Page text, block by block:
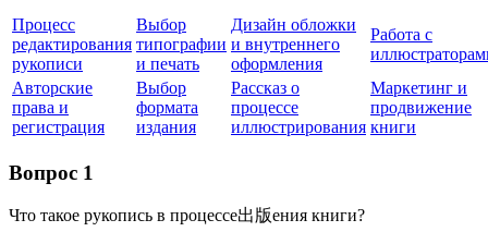
Процесс
редактирования
рукописи
Выбор
типографии
и печать
Дизайн обложки
и внутреннего
оформления
Работа с
Авторские
права и
регистрация
Выбор
формата
издания
Рассказ о
процессе
иллюстрирования
Маркетинг и
продвижение
книги
Вопрос 1
Что такое рукопись в процессе出版ения книги?